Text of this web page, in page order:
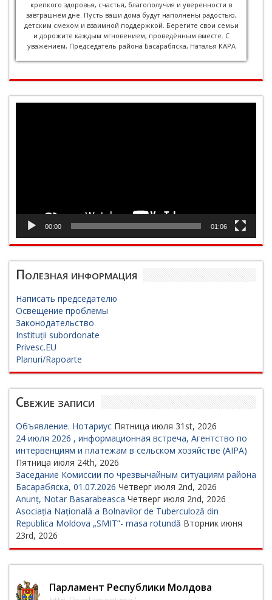
крепкого здоровья, счастья, благополучия и уверенности в
завтрашнем дне. Пусть ваши дома будут наполнены радостью,
детским смехом и взаимной поддержкой. Берегите свои семьи
и дорожите каждым мгновением, проведённым вместе. С
уважением, Председатель района Басарабяска, Наталья КАРА
00:00 01:06
Полезная информация
Написать председателю
Освещение проблемы
Законодательство
Instituții subordonate
Privesc.EU
Planuri/Rapoarte
Свежие записи
Объявление. Нотариус Пятница июля 31st, 2026
24 июля 2026 , информационная встреча, Агентство по
интервенциям и платежам в сельском хозяйстве (AIPA)
Пятница июля 24th, 2026
Заседание Комиссии по чрезвычайным ситуациям района
Басарабяска, 01.07.2026 Четверг июля 2nd, 2026
Anunț, Notar Basarabeasca Четверг июля 2nd, 2026
Asociația Națională a Bolnavilor de Tuberculoză din
Republica Moldova „SMIT”- masa rotundă Вторник июня
23rd, 2026
Парламент Республики Молдова